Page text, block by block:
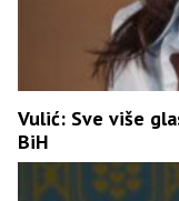
Vulić: Sve više
BiH